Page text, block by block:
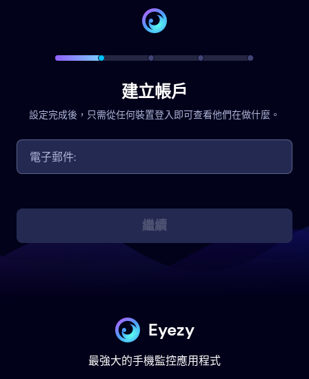
建立帳戶
設定完成後，只需從任何裝置登入即可查看他們在做什麼。
繼續
Eyezy
最強大的手機監控應用程式